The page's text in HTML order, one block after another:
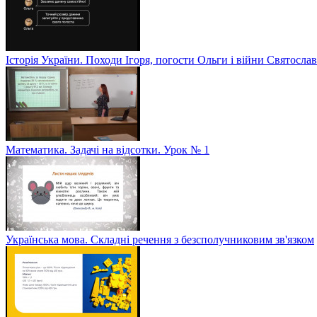
Історія України. Походи Ігоря, погости Ольги і війни
Математика. Задачі на відсотки. Урок № 1
Українська мова. Складні речення з безсполучниковим зв'язком